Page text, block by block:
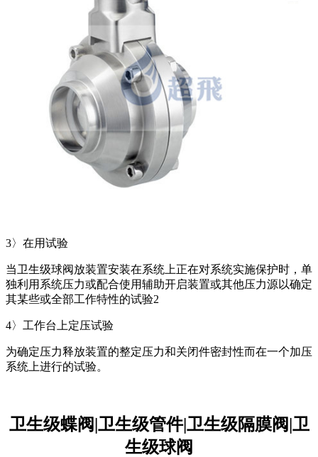
3〉在用试验
当卫生级球阀放装置安装在系统上正在对系统实施保护时，单
独利用系统压力或配合使用辅助开启装置或其他压力源以确定
其某些或全部工作特性的试验2
4〉工作台上定压试验
为确定压力释放装置的整定压力和关闭件密封性而在一个加压
系统上进行的试验。
卫生级蝶阀|卫生级管件|卫生级隔膜阀|卫
生级球阀